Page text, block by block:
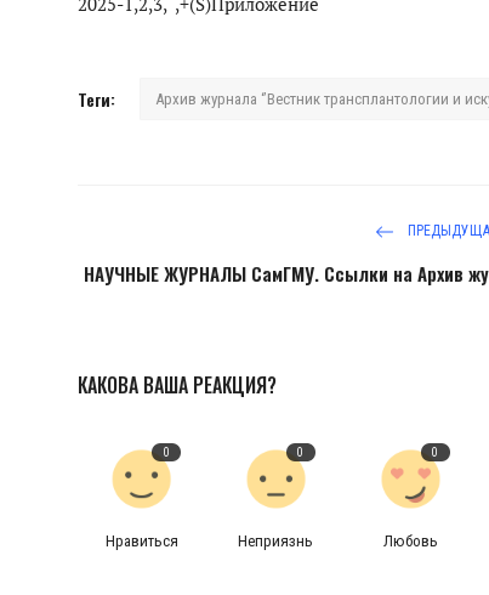
Теги: Архив журнала ‘’Вестник трансплантологии и
НАУЧНЫЕ ЖУРНАЛЫ СамГМУ. Ссылки на Архив
КАКОВА ВАША РЕАКЦИЯ?
0
Нравиться
0
Неприязнь
0
Любовь